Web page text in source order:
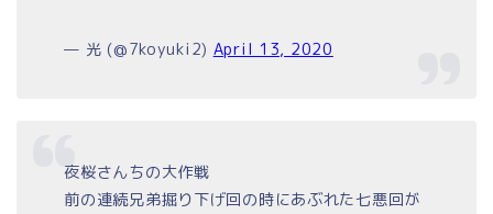
— 光 (@7koyuki2) April 13, 2020
夜桜さんちの大作戦
前の連続兄弟掘り下げ回の時にあぶれた七悪回が